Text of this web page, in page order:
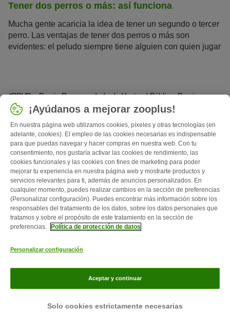
Tener dos perros o más: así funciona
Mucha gente acaricia la idea de tener un segundo o tercer
perro. Las ventajas de tener dos perros o más son
evidentes: el peludo siempre tiene alguien con quien jugar
*PRVP = Precio Recomendado de Venta al Público, Precio
normal = El precio más bajo que ha tenido el artículo en los
útimos 30 días.
**Ver condiciones
¡Ayúdanos a mejorar zooplus!
En nuestra página web utilizamos cookies, píxeles y otras tecnologías (en
adelante, cookies). El empleo de las cookies necesarias es indispensable
para que puedas navegar y hacer compras en nuestra web. Con tu
consentimiento, nos gustaría activar las cookies de rendimiento, las
cookies funcionales y las cookies con fines de marketing para poder
mejorar tu experiencia en nuestra página web y mostrarte productos y
servicios relevantes para ti, además de anuncios personalizados. En
cualquier momento, puedes realizar cambios en la sección de preferencias
(Personalizar configuración). Puedes encontrar más información sobre los
responsables del tratamiento de los datos, sobre los datos personales que
tratamos y sobre el propósito de este tratamiento en la sección de
preferencias.
Política de protección de datos
Personalizar configuración
Solo cookies estrictamente necesarias
Aceptar y continuar